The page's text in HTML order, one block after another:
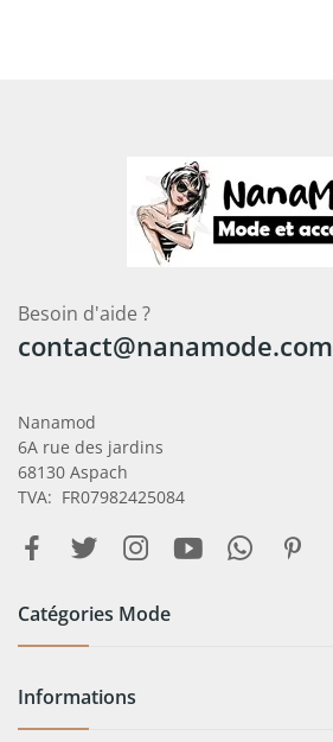
Besoin d'aide ?
contact@nanamode.com
Nanamod
6A rue des jardins
68130 Aspach
TVA: FR07982425084
Catégories Mode
Informations